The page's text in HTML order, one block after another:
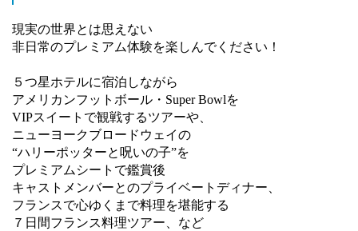
現実の世界とは思えない
非日常のプレミアム体験を楽しんでください！
５つ星ホテルに宿泊しながら
アメリカンフットボール・Super Bowlを
VIPスイートで観戦するツアーや、
ニューヨークブロードウェイの
“ハリーポッターと呪いの子”を
プレミアムシートで鑑賞後
キャストメンバーとのプライベートディナー、
フランスで心ゆくまで料理を堪能する
７日間フランス料理ツアー、など